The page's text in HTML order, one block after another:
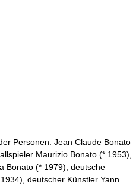
Personen: Jean Claude Bonato
Maurizio Bonato (* 1953),
Bonato (* 1979), deutsche
deutscher Künstler Yann…